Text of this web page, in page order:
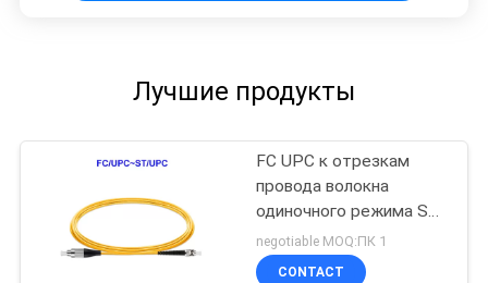
Лучшие продукты
FC UPC к отрезкам
провода волокна
одиночного режима ST
UPC
negotiable MOQ:ПК 1
CONTACT